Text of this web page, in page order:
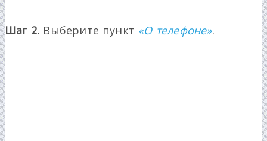
Шаг 2. Выберите пункт «О телефоне».